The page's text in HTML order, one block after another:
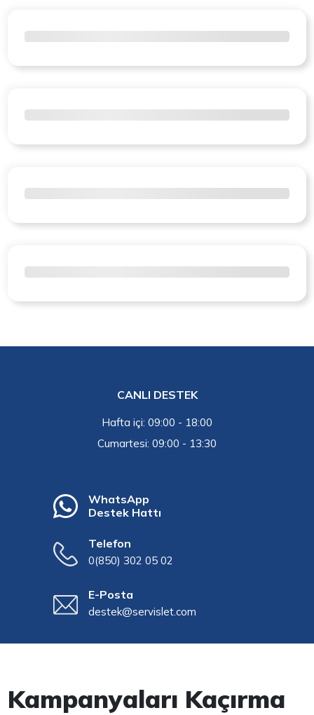
CANLI DESTEK
Hafta içi: 09:00 - 18:00
Cumartesi: 09:00 - 13:30
WhatsApp
Destek Hattı
Telefon
0(850) 302 05 02
E-Posta
destek@servislet.com
Kampanyaları Kaçırma